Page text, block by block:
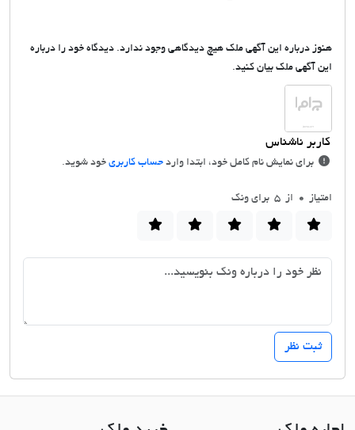
هنوز درباره این آگهی ملک هیچ دیدگاهی وجود ندارد. دیدگاه خود را درباره
این آگهی ملک بیان کنید.
برای نمایش نام کامل خود، ابتدا وارد حساب کاربری خود شوید.
امتیاز 0 از 5 برای ونک